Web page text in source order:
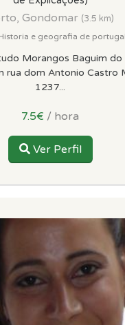
Gondomar (3.5 km)
e geografia de
Morangos Baguim
rua dom Antonio Castro
1237...
7.5€ / hora
Ver Perfil